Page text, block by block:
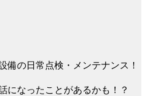
備の日常点検・メンテナンス！
になったことがあるかも！？